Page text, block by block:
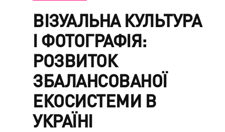
ВІЗУАЛЬНА КУЛЬТУРА
І ФОТОГРАФІЯ:
РОЗВИТОК
ЗБАЛАНСОВАНОЇ
ЕКОСИСТЕМИ В
УКРАЇНІ